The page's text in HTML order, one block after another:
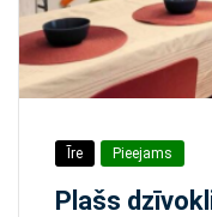
Īre Pieejams
Plašs